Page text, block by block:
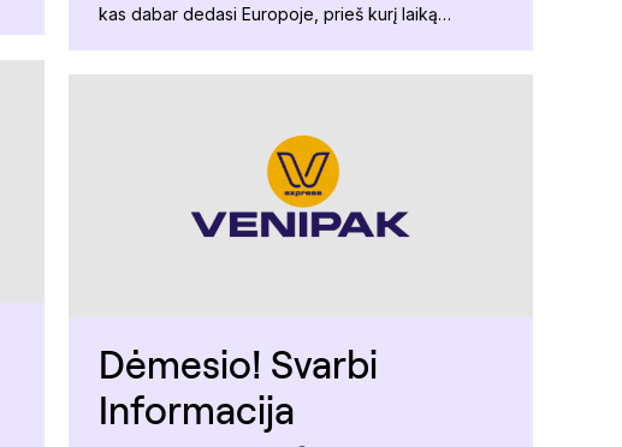
kas dabar dedasi Europoje, prieš kurį laiką…
Dėmesio! Svarbi
Informacija